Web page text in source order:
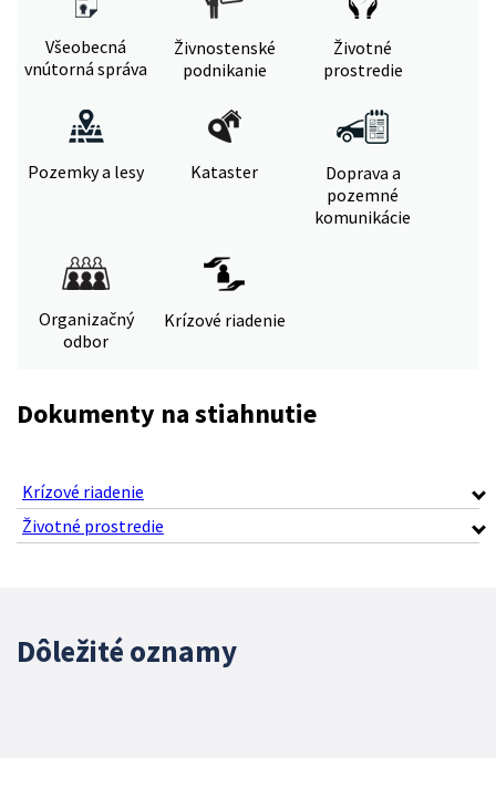
Všeobecná
vnútorná správa
Živnostenské
podnikanie
Životné
prostredie
Pozemky a lesy Kataster
Doprava a
pozemné
komunikácie
Organizačný
odbor
Krízové riadenie
Dokumenty na stiahnutie
Krízové riadenie
Životné prostredie
Dôležité oznamy